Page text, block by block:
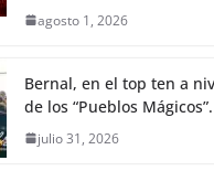
agosto 1, 2026
Bernal, en el top ten a
de los “Pueblos Mágicos”.
julio 31, 2026